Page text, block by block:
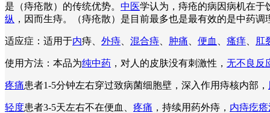
是（痔疮散）的传统优势。 中医学认为，痔疮的病因病机在于
纵 ，因而生痔。（痔疮散）是目前最多也是最有效的是中药
适应症：适用于内痔、 外痔 混合痔 肿痛 便血 瘙痒 肛
使用方法：本品为纯中药 ，对人的皮肤没有刺激性， 无不良反
疼痛患者1-5分钟左右穿过致病菌细胞壁，深入作用痔核内部，
轻度患者3-5天左右不在便血、 疼痛 ，持续用药外痔， 内痔疙